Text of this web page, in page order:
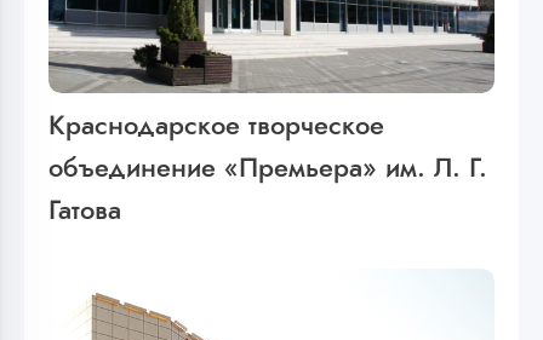
Краснодарское творческое
объединение «Премьера» им. Л. Г.
Гатова